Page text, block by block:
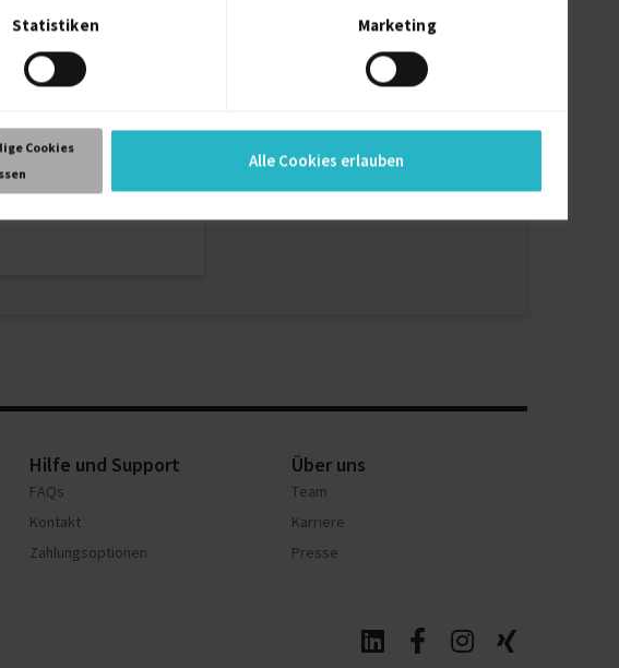
Statistiken Marketing
Cookies
Alle Cookies erlauben
Pricing Operations S…
15.07.2026
Hilfe und Support
FAQs
Kontakt
Zahlungsoptionen
Über uns
Team
Karriere
Presse